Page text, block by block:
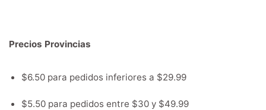
Precios Provincias
$6.50 para pedidos inferiores a $29.99
$5.50 para pedidos entre $30 y $49.99